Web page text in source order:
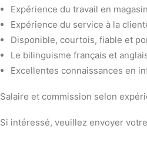
Expérience du travail en
Expérience du service à la
Disponible, courtois, fiable et
Le bilinguisme français et
Excellentes connaissances en
Salaire et commission selon
Si intéressé, veuillez envoyer